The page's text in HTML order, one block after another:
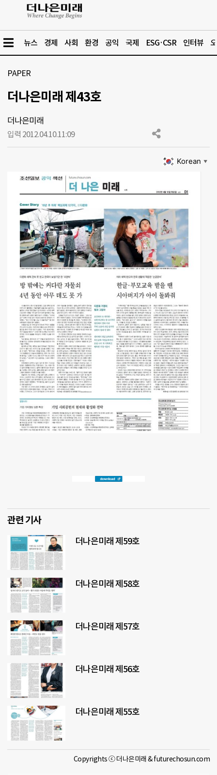
뉴스 경제 사회 환경 공익 국제 ESG·CSR 인터뷰
PAPER
더나은미래 제43호
더나은미래
입력 2012.04.10.11:09
Korean ▼
관련 기사
더나은미래 제59호
더나은미래 제58호
더나은미래 제57호
더나은미래 제56호
더나은미래 제55호
Copyrights ⓒ 더나은미래 & futurechosun.com